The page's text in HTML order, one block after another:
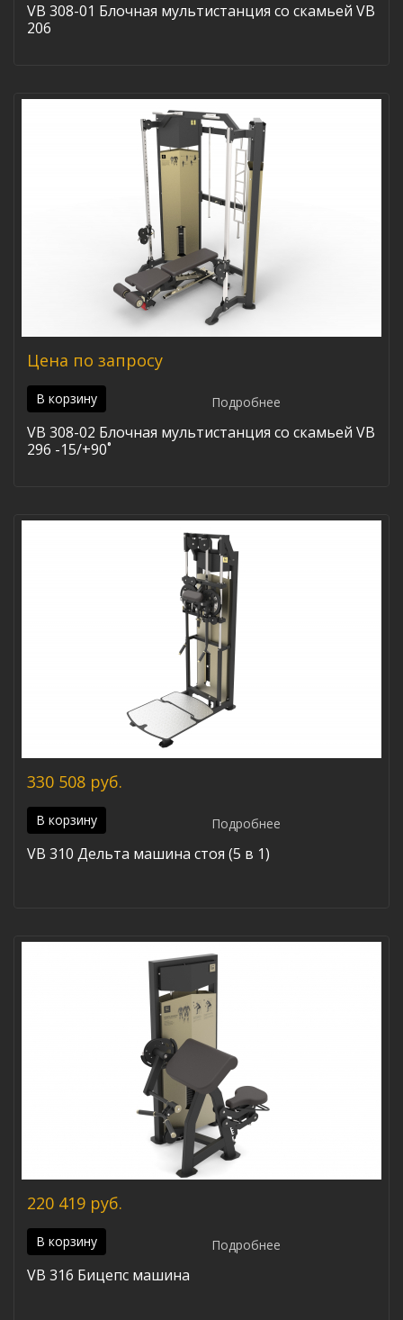
VB 308-01 Блочная мультистанция со скамьей VB
206
Цена по запросу
В корзину Подробнее
VB 308-02 Блочная мультистанция со скамьей VB
296 -15/+90˚
330 508 руб.
В корзину Подробнее
VB 310 Дельта машина стоя (5 в 1)
220 419 руб.
В корзину Подробнее
VB 316 Бицепс машина